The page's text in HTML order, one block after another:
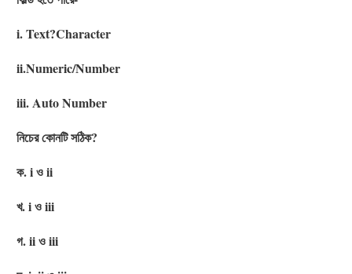
i. Text?Character
ii.Numeric/Number
iii. Auto Number
নিচের কোনটি সঠিক?
ক. i ও ii
খ. i ও iii
গ. ii ও iii